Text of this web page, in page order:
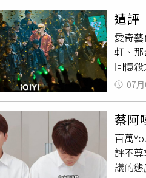
釋出
是吃
公衛
贓卸
最基
抨擊
照顧
人民
鄉親
政策
支持
長等
一切
10月
被告
度發
害理
地檢
醫師
殺」
日文
呂姓
自日
續以
遭評
愛奇
軒、
回憶
直接
浩翔
一起
給他
而樂
分，
樂評
07
蔡阿
百萬
評不
議的